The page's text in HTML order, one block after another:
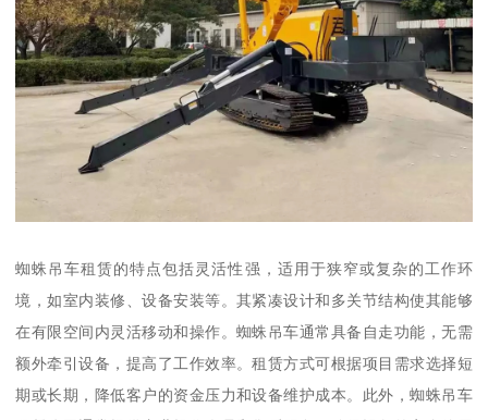
蜘蛛吊车租赁的特点包括灵活性强，适用于狭窄或复杂的工作环
境，如室内装修、设备安装等。其紧凑设计和多关节结构使其能够
在有限空间内灵活移动和操作。蜘蛛吊车通常具备自走功能，无需
额外牵引设备，提高了工作效率。租赁方式可根据项目需求选择短
期或长期，降低客户的资金压力和设备维护成本。此外，蜘蛛吊车